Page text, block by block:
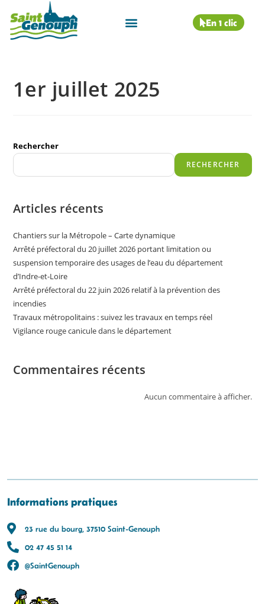
En 1 clic
1er juillet 2025
Rechercher
RECHERCHER
Articles récents
Chantiers sur la Métropole – Carte dynamique
Arrêté préfectoral du 20 juillet 2026 portant limitation ou
suspension temporaire des usages de l’eau du département
d’Indre-et-Loire
Arrêté préfectoral du 22 juin 2026 relatif à la prévention des
incendies
Travaux métropolitains : suivez les travaux en temps réel
Vigilance rouge canicule dans le département
Commentaires récents
Aucun commentaire à afficher.
Informations pratiques
23 rue du bourg, 37510 Saint-Genouph
02 47 45 51 14
@SaintGenouph